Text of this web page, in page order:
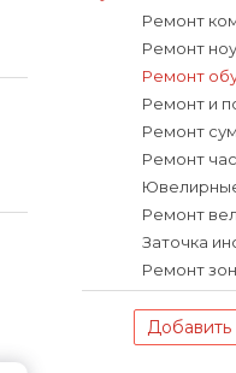
Ремонт
Ремонт
Ремонт
Ремонт и
Ремонт
Ремонт
Ремонт
Заточка
Ремонт